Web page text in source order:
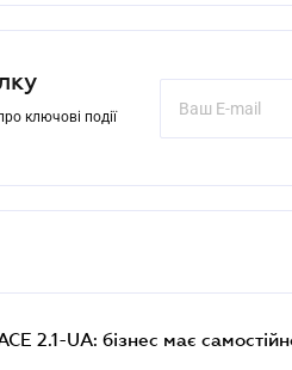
ключові події
2.1-UA: бізнес має